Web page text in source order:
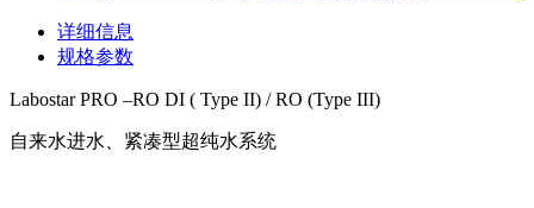
详细信息
规格参数
Labostar PRO –RO DI ( Type II) / RO (Type III)
自来水进水、紧凑型超纯水系统